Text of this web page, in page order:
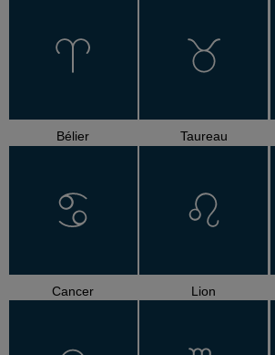
Bélier Taureau
Cancer Lion